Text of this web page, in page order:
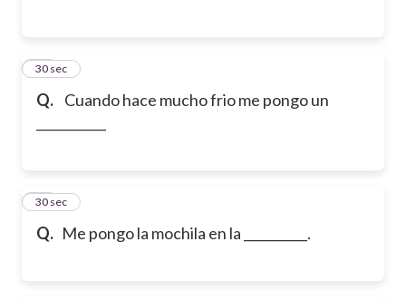
Q. Cuando hace mucho frio me pongo un
31
30 sec
Q. Me pongo la mochila en la __________.
32
30 sec